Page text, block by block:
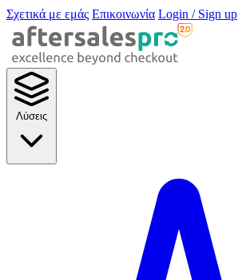
Σχετικά με εμάς Επικοινωνία Login / Sign up
Λύσεις